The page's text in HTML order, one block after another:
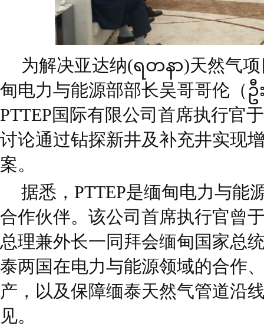
为解决亚达纳(ရတနာ)天然气项
甸电力与能源部部长吴哥哥伦
PTTEP国际有限公司首席执行官
讨论通过钻探新井及补充井实现
案。
据悉，PTTEP是缅甸电力与能
合作伙伴。该公司首席执行官曾
总理兼外长一同拜会缅甸国家总
泰两国在电力与能源领域的合作
产，以及保障缅泰天然气管道沿
见。